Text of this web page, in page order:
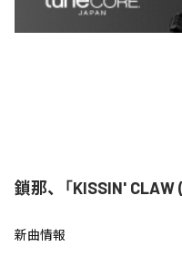
鎖那、「KISSIN'
新曲情報